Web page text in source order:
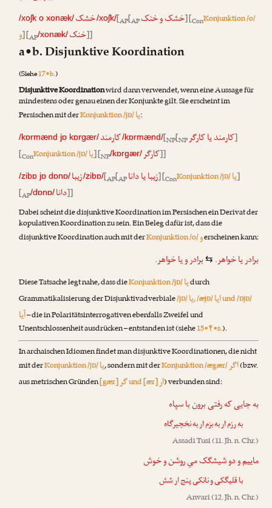
/xoʃk o xonæk/ خشک و خنک [AP[AP
/xoʃk/خشک ] [ConKonjunktion /o/
و] [AP/xonæk/ خنک]]
a•b. Disjunktive Koordination
(Siehe17•b.)
Disjunktive Koordinationwird dann verwendet, wenn eine Aussage für
mindestens oder genau einen der Konjunkte gilt. Sie erscheint im
Persischen mit derKonjunktion /jɒ/یا:
/kɒrmænd jɒ kɒrgær/ کارمند یا کارگر [NP[NP
/kɒrmænd/کارمند
]
[ConKonjunktion /jɒ/یا] [NP/kɒrgær/کارگر]]
/zibɒ jɒ dɒnɒ/ زیبا یا دانا [AP[AP
/zibɒ/زیبا ] [ConKonjunktion /jɒ/یا]
[AP/dɒnɒ/ دانا]]
Dabei scheint die disjunktive Koordination im Persischen ein Derivat der
kopulativen Koordination zu sein. Ein Beleg dafür ist, dass die
disjunktive Koordination auch mit derKonjunktion /o/وerscheinen kann:
برادر یا خواهر. ⇆ برادرویا خواهر.
Diese Tatsache legt nahe, dass dieKonjunktion /jɒ/یاdurch
Grammatikalisierung der Disjunktivadverbiale/jɒ/یا, /æjɒ/ایاund /ɒjɒ/
آیا– die in Polaritätsinterrogativen ebenfalls Zweifel und
Unentschlossenheit ausdrücken – entstanden ist (siehe15•۴•s.).
In archaischen Idiomen findet man disjunktive Koordinationen, die nicht
mit derKonjunktion /jɒ/یا, sondern mit derKonjunktion /ægær/اگر(bzw.
aus metrischen Gründen[gær]گرund [ær]ار) verbunden sind:
به جایی که رفتی برون با سپاه
به رزم ار به بزم ار به نخجیرگاه
Assadi Tusi(11. Jh. n. Chr.)
ماییم و دو شیشگک میِ روشن و خوش
با قلیگکی و نانکیپنج ار شش
Anvari(12. Jh. n. Chr.)